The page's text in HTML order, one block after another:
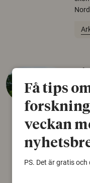
22
allt
Få tips
veckan
PS. Det är gratis